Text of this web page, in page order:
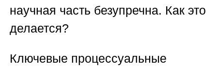
научная часть безупречна. Как это
делается?
Ключевые процессуальные